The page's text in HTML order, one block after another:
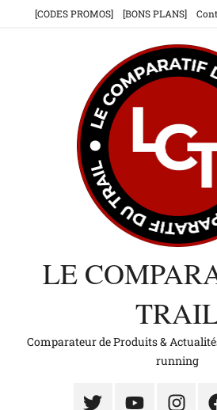
[CODES PROMOS] [BONS PLANS]
LE
Comparateur de Produits &
running
ÉlémentÉlémentÉlément